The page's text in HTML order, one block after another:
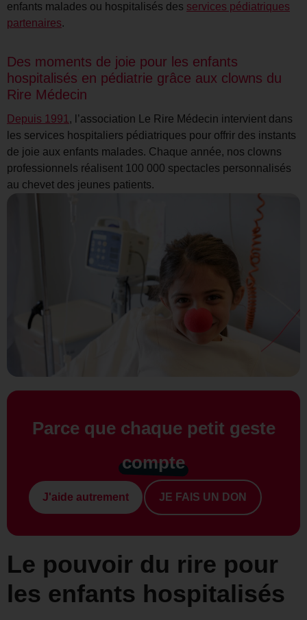
enfants malades ou hospitalisés des services pédiatriques
partenaires.
Des moments de joie pour les enfants
hospitalisés en pédiatrie grâce aux clowns du
Rire Médecin
Depuis 1991, l’association Le Rire Médecin intervient dans
les services hospitaliers pédiatriques pour offrir des instants
de joie aux enfants malades. Chaque année, nos clowns
professionnels réalisent 100 000 spectacles personnalisés
au chevet des jeunes patients.
Parce que chaque petit geste
compte
J'aide autrement JE FAIS UN DON
Le pouvoir du rire pour
les enfants hospitalisés